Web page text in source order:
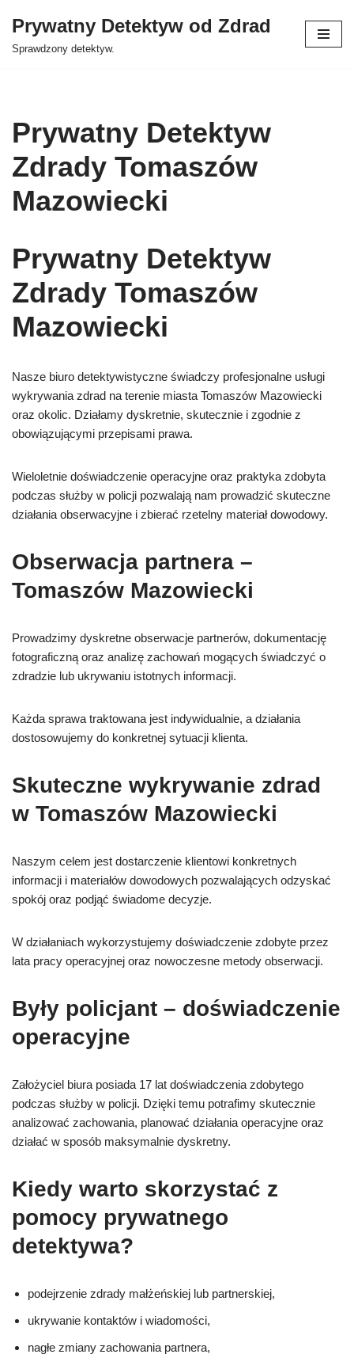
Przejdź
Prywatny Detektyw od Zdrad
Sprawdzony detektyw.
Prywatny Detektyw
Zdrady Tomaszów
Mazowiecki
Prywatny Detektyw
Zdrady Tomaszów
Mazowiecki
Nasze biuro detektywistyczne świadczy profesjonalne usługi
wykrywania zdrad na terenie miasta Tomaszów Mazowiecki
oraz okolic. Działamy dyskretnie, skutecznie i zgodnie z
obowiązującymi przepisami prawa.
Wieloletnie doświadczenie operacyjne oraz praktyka zdobyta
podczas służby w policji pozwalają nam prowadzić skuteczne
działania obserwacyjne i zbierać rzetelny materiał dowodowy.
Obserwacja partnera –
Tomaszów Mazowiecki
Prowadzimy dyskretne obserwacje partnerów, dokumentację
fotograficzną oraz analizę zachowań mogących świadczyć o
zdradzie lub ukrywaniu istotnych informacji.
Każda sprawa traktowana jest indywidualnie, a działania
dostosowujemy do konkretnej sytuacji klienta.
Skuteczne wykrywanie zdrad
w Tomaszów Mazowiecki
Naszym celem jest dostarczenie klientowi konkretnych
informacji i materiałów dowodowych pozwalających odzyskać
spokój oraz podjąć świadome decyzje.
W działaniach wykorzystujemy doświadczenie zdobyte przez
lata pracy operacyjnej oraz nowoczesne metody obserwacji.
Były policjant – doświadczenie
operacyjne
Założyciel biura posiada 17 lat doświadczenia zdobytego
podczas służby w policji. Dzięki temu potrafimy skutecznie
analizować zachowania, planować działania operacyjne oraz
działać w sposób maksymalnie dyskretny.
Kiedy warto skorzystać z
pomocy prywatnego
detektywa?
podejrzenie zdrady małżeńskiej lub partnerskiej,
ukrywanie kontaktów i wiadomości,
nagłe zmiany zachowania partnera,